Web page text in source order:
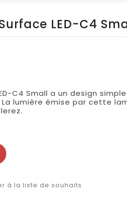
LED-C4
C4 Small a un design
lumière émise par cette
à la liste de souhaits